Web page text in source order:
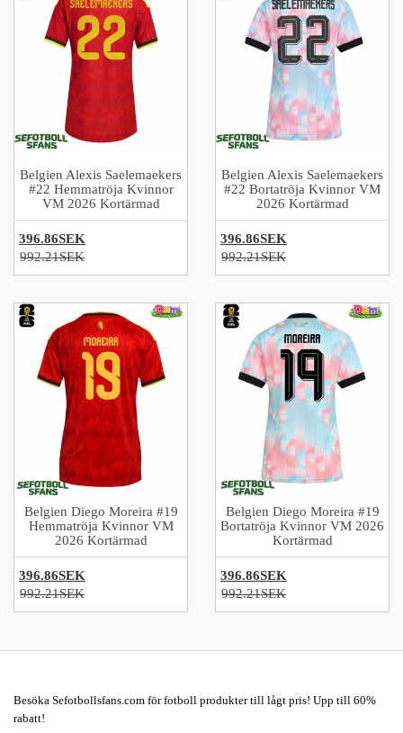
Belgien Alexis Saelemaekers
#22 Hemmatröja Kvinnor
VM 2026 Kortärmad
396.86SEK
992.21SEK
Belgien Alexis Saelemaekers
#22 Bortatröja Kvinnor VM
2026 Kortärmad
396.86SEK
992.21SEK
Belgien Diego Moreira #19
Hemmatröja Kvinnor VM
2026 Kortärmad
396.86SEK
992.21SEK
Belgien Diego Moreira #19
Bortatröja Kvinnor VM 2026
Kortärmad
396.86SEK
992.21SEK
Besöka Sefotbollsfans.com för fotboll produkter till lågt pris! Upp till 60%
rabatt!